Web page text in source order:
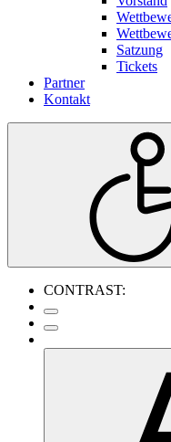
Satzung
Tickets
Partner
Kontakt
CONTRAST: